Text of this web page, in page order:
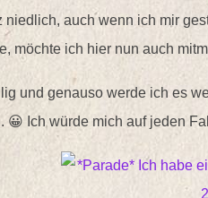
niedlich, auch wenn ich mir
möchte ich hier nun auch
und genauso werde ich es
😀 Ich würde mich auf jeden